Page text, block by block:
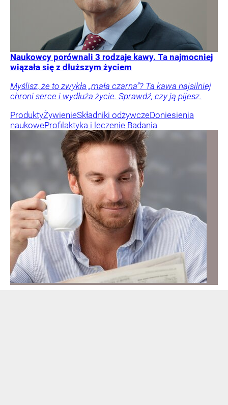
Naukowcy porównali 3 rodzaje kawy. Ta najmocniej
wiązała się z dłuższym życiem
Myślisz, że to zwykła „mała czarna”? Ta kawa najsilniej
chroni serce i wydłuża życie. Sprawdź, czy ją pijesz.
ProduktyŻywienieSkładniki odżywczeDoniesienia
naukoweProfilaktyka i leczenie Badania